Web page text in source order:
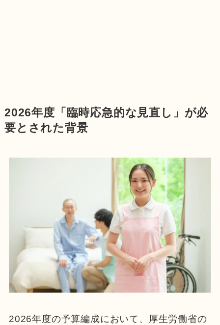
2026年度「臨時応急的な見直し」が必
要とされた背景
2026年度の予算編成において、厚生労働省の